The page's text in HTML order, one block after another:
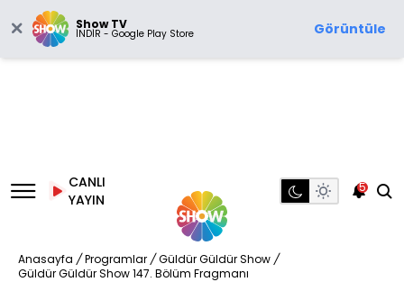
Show TV
İNDİR - Google Play Store Görüntüle
CANLI
YAYIN
5
Anasayfa / Programlar / Güldür Güldür Show /
Güldür Güldür Show 147. Bölüm Fragmanı